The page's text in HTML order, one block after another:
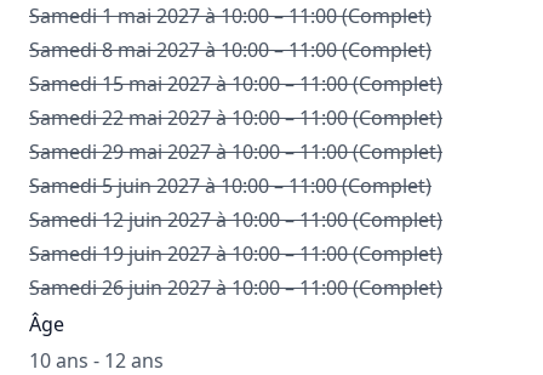
Samedi 1 mai 2027 à 10:00 – 11:00 (Complet)
Samedi 8 mai 2027 à 10:00 – 11:00 (Complet)
Samedi 15 mai 2027 à 10:00 – 11:00 (Complet)
Samedi 22 mai 2027 à 10:00 – 11:00 (Complet)
Samedi 29 mai 2027 à 10:00 – 11:00 (Complet)
Samedi 5 juin 2027 à 10:00 – 11:00 (Complet)
Samedi 12 juin 2027 à 10:00 – 11:00 (Complet)
Samedi 19 juin 2027 à 10:00 – 11:00 (Complet)
Samedi 26 juin 2027 à 10:00 – 11:00 (Complet)
Âge
10 ans - 12 ans